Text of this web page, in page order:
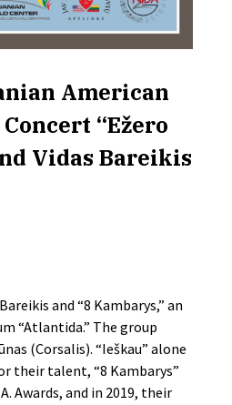
American
“Ežero
Vidas Bareikis
and “8 Kambarys,” an
“Atlantida.” The group
(Corsalis). “Ieškau” alone
their talent, “8 Kambarys”
Awards, and in 2019, their